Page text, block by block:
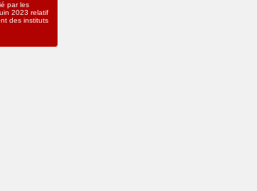
par les
2023 relatif
des instituts